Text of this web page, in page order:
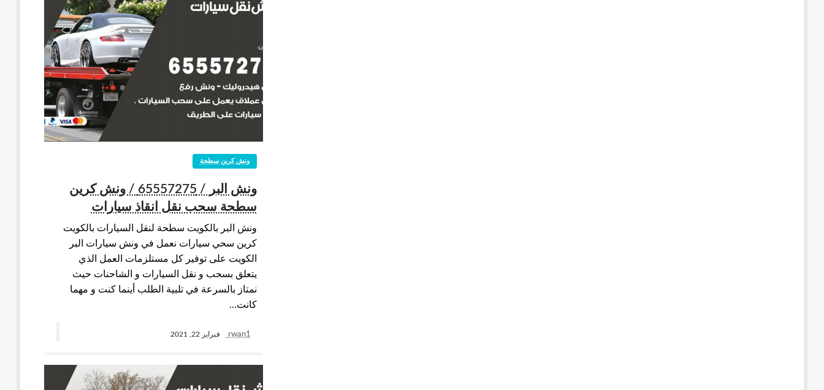
ونش كرين سطحة
ونش البر / 65557275 / ونش كرين
سطحة سحب نقل انقاذ سيارات
ونش البر بالكويت سطحة لنقل السيارات بالكويت
كرين سحي سيارات نعمل في ونش سيارات البر
الكويت على توفير كل مستلزمات العمل الذي
يتعلق بسحب و نقل السيارات و الشاحنات حيث
نمتاز بالسرعة في تلبية الطلب أينما كنت و مهما
كانت…
rwan1 فبراير 22, 2021